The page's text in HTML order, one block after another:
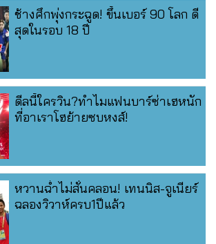
ช้างศึกพุ่งกระฉูด! ขึ้นเบอร์ 90 โลก ดี
สุดในรอบ 18 ปี
ดีลนี้ใครวิน?ทำไมแฟนบาร์ซ่าเฮหนัก
ที่อาเราโฮย้ายซบหงส์!
หวานฉ่ำไม่สั่นคลอน! เทนนิส-จูเนียร์
ฉลองวิวาห์ครบ1ปีแล้ว